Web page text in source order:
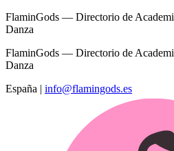
FlaminGods — Directorio de
Danza
FlaminGods — Directorio de
Danza
España | info@flamingods.es